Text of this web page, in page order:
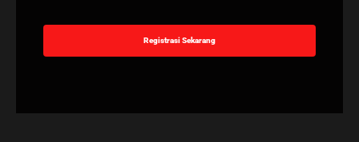
Registrasi Sekarang